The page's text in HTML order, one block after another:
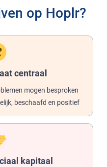
op Hoplr?
centraal
mogen besproken
beschaafd en positief
kapitaal